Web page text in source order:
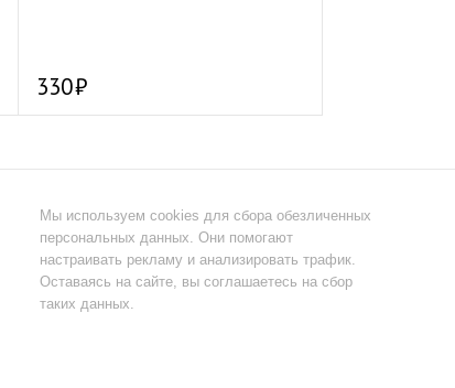
330
Мы используем cookies для сбора обезличенных
персональных данных. Они помогают
настраивать рекламу и анализировать трафик.
Оставаясь на сайте, вы соглашаетесь на сбор
таких данных.